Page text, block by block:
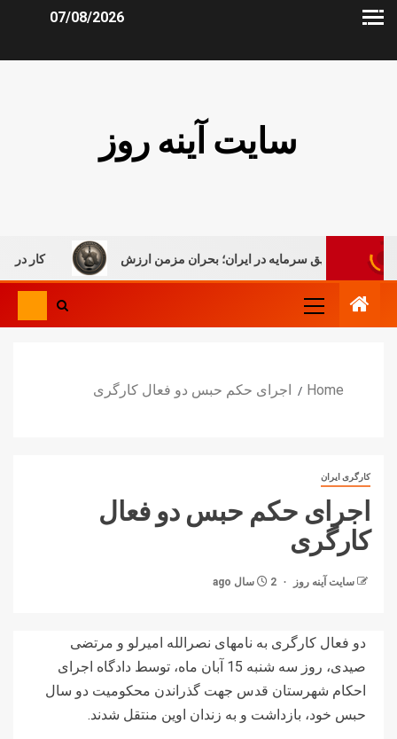
07/08/2026
سایت آینه روز
کار در میان جنگ، سرمایه در ایران؛ بحران مزمن ارزش
Home اجرای حکم حبس دو فعال کارگری
کارگری ایران
اجرای حکم حبس دو فعال
کارگری
سایت آینه‌ روز 2 سال ago
دو فعال کارگری به نامهای نصرالله امیرلو و مرتضی
صیدی، روز سه شنبه 15 آبان ماه، توسط دادگاه اجرای
احکام شهرستان قدس جهت گذراندن محکومیت دو سال
حبس خود، بازداشت و به زندان اوین منتقل شدند.